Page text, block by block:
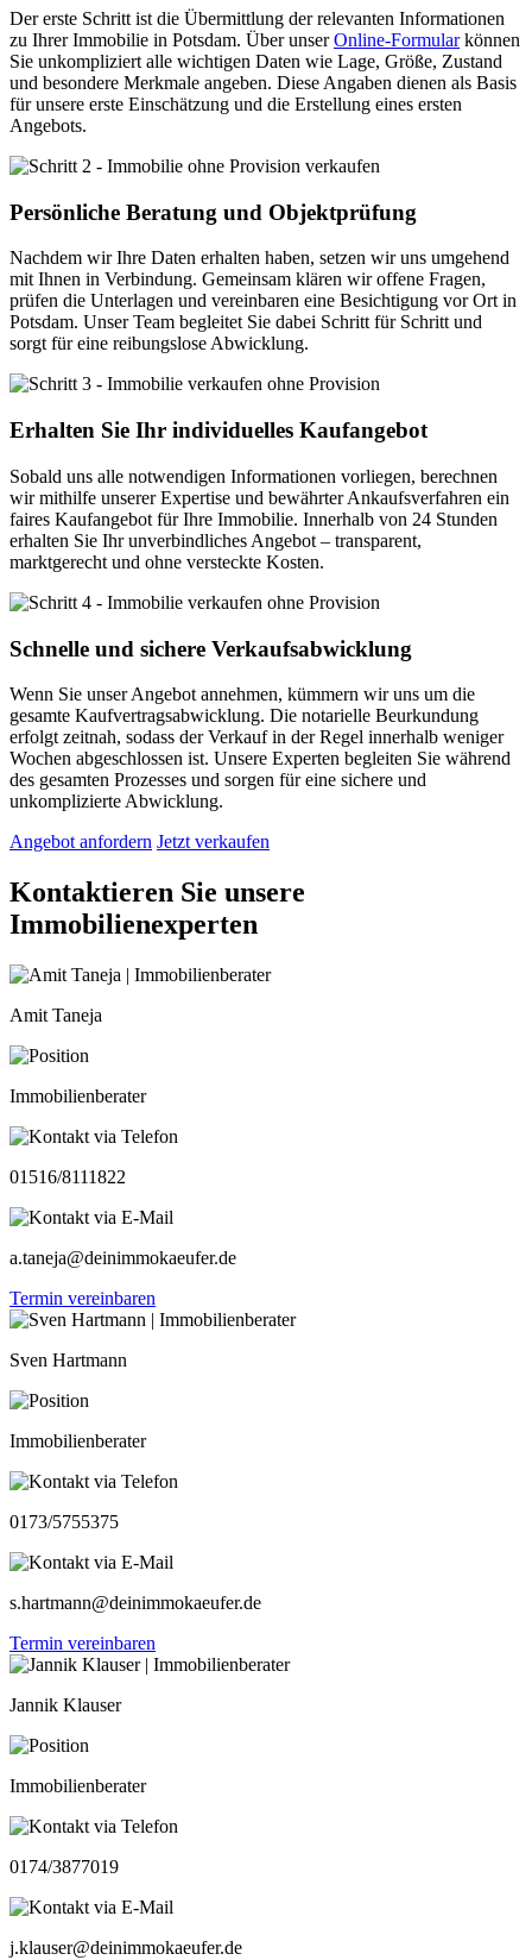
Der erste Schritt ist die Übermittlung der relevanten Informationen
zu Ihrer Immobilie in Potsdam. Über unserOnline-Formularkönnen
Sie unkompliziert alle wichtigen Daten wie Lage, Größe, Zustand
und besondere Merkmale angeben. Diese Angaben dienen als Basis
für unsere erste Einschätzung und die Erstellung eines ersten
Angebots.
Persönliche Beratung und Objektprüfung
Nachdem wir Ihre Daten erhalten haben, setzen wir uns umgehend
mit Ihnen in Verbindung. Gemeinsam klären wir offene Fragen,
prüfen die Unterlagen und vereinbaren eine Besichtigung vor Ort in
Potsdam. Unser Team begleitet Sie dabei Schritt für Schritt und
sorgt für eine reibungslose Abwicklung.
Erhalten Sie Ihr individuelles Kaufangebot
Sobald uns alle notwendigen Informationen vorliegen, berechnen
wir mithilfe unserer Expertise und bewährter Ankaufsverfahren ein
faires Kaufangebot für Ihre Immobilie. Innerhalb von 24 Stunden
erhalten Sie Ihr unverbindliches Angebot – transparent,
marktgerecht und ohne versteckte Kosten.
Schnelle und sichere Verkaufsabwicklung
Wenn Sie unser Angebot annehmen, kümmern wir uns um die
gesamte Kaufvertragsabwicklung. Die notarielle Beurkundung
erfolgt zeitnah, sodass der Verkauf in der Regel innerhalb weniger
Wochen abgeschlossen ist. Unsere Experten begleiten Sie während
des gesamten Prozesses und sorgen für eine sichere und
unkomplizierte Abwicklung.
Angebot anfordern Jetzt verkaufen
Kontaktieren Sie unsere
Immobilienexperten
Amit Taneja
Immobilienberater
01516/8111822
a.taneja@deinimmokaeufer.de
Termin vereinbaren
Sven Hartmann
Immobilienberater
0173/5755375
s.hartmann@deinimmokaeufer.de
Termin vereinbaren
Jannik Klauser
Immobilienberater
0174/3877019
j.klauser@deinimmokaeufer.de